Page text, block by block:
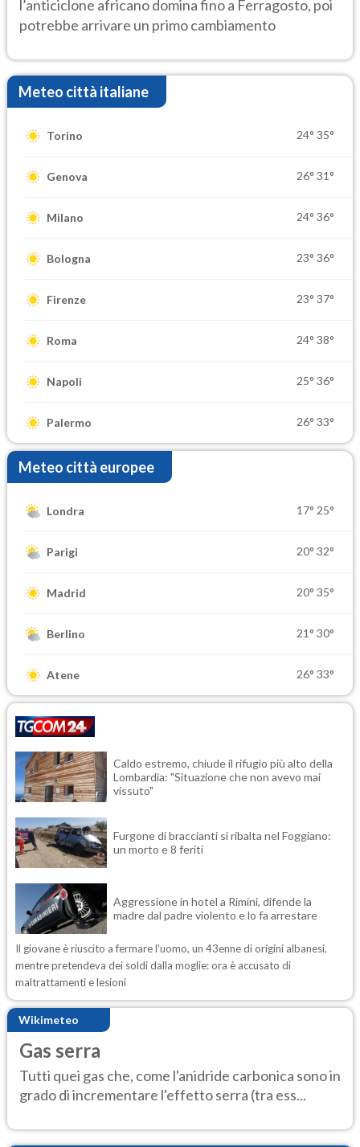
l’anticiclone africano domina fino a Ferragosto, poi
potrebbe arrivare un primo cambiamento
Meteo città italiane
Torino 24° 35°
Genova 26° 31°
Milano 24° 36°
Bologna 23° 36°
Firenze 23° 37°
Roma 24° 38°
Napoli 25° 36°
Palermo 26° 33°
Meteo città europee
Londra 17° 25°
Parigi 20° 32°
Madrid 20° 35°
Berlino 21° 30°
Atene 26° 33°
Caldo estremo, chiude il rifugio più alto della
Lombardia: "Situazione che non avevo mai
vissuto"
Furgone di braccianti si ribalta nel Foggiano:
un morto e 8 feriti
Aggressione in hotel a Rimini, difende la
madre dal padre violento e lo fa arrestare
Il giovane è riuscito a fermare l'uomo, un 43enne di origini albanesi,
mentre pretendeva dei soldi dalla moglie: ora è accusato di
maltrattamenti e lesioni
Wikimeteo
Gas serra
Tutti quei gas che, come l'anidride carbonica sono in
grado di incrementare l'effetto serra (tra ess...